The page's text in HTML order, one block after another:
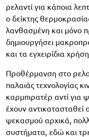
ρελαντί για κάποια
ο δείκτης
λανθασμένη και μόνο
δημιουργήσει
και τα εγχειρίδια
Προθέρμανση στο
παλαιάς τεχνολογίας
καρμπιρατέρ αντί για
έχουν
ψεκασμού αρχικά,
συστήματα, εδώ και